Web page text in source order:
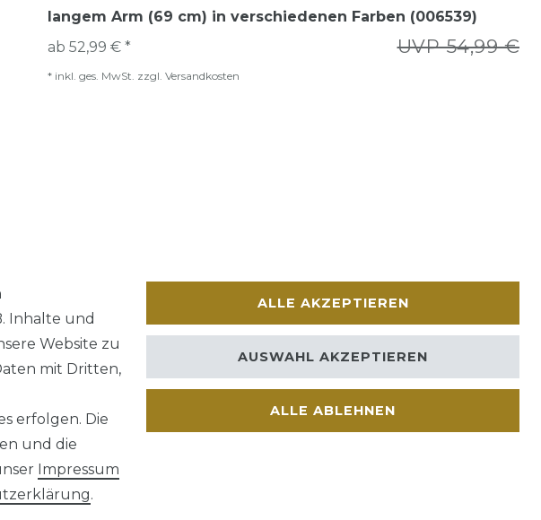
langem Arm (69 cm) in verschiedenen Farben (006539)
UVP 54,99 €
ab 52,99 € *
* inkl. ges. MwSt. zzgl. Versandkosten
Widerrufs­recht
Inhalte und
Website zu
mit Dritten,
erfolgen. Die
und die
Impressum
.
ALLE AKZEPTIEREN
ALLE ABLEHNEN
AUSWAHL AKZEPTIEREN